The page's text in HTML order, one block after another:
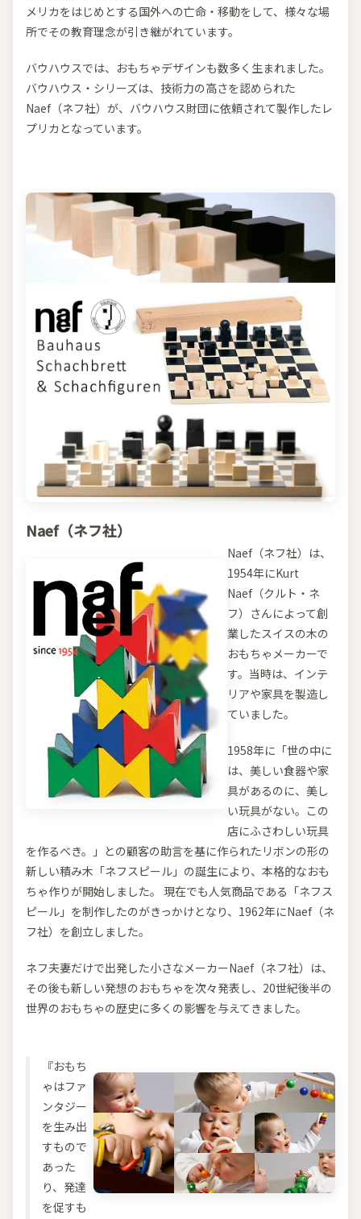
メリカをはじめとする国外への亡命・移動をして、様々な場
所でその教育理念が引き継がれています。
バウハウスでは、おもちゃデザインも数多く生まれました。
バウハウス・シリーズは、技術力の高さを認められた
Naef（ネフ社）が、バウハウス財団に依頼されて製作したレ
プリカとなっています。
Naef（ネフ社）
Naef（ネフ社）は、
1954年にKurt
Naef（クルト・ネ
フ）さんによって創
業したスイスの木の
おもちゃメーカーで
す。当時は、インテ
リアや家具を製造し
ていました。
1958年に「世の中に
は、美しい食器や家
具があるのに、美し
い玩具がない。この
店にふさわしい玩具
を作るべき。」との顧客の助言を基に作られたリボンの形の
新しい積み木「ネフスピール」の誕生により、本格的なおも
ちゃ作りが開始しました。 現在でも人気商品である「ネフス
ピール」を制作したのがきっかけとなり、1962年にNaef（ネ
フ社）を創立しました。
ネフ夫妻だけで出発した小さなメーカーNaef（ネフ社）は、
その後も新しい発想のおもちゃを次々発表し、20世紀後半の
世界のおもちゃの歴史に多くの影響を与えてきました。
『おもち
ゃはファ
ンタジー
を生み出
すもので
あった
り、発達
を促すも